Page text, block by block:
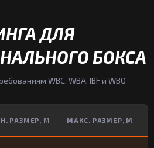
ДЛЯ
БОКСА
WBC, WBA, IBF и WBO
РАЗМЕР, М МАКС. РАЗМЕР, М